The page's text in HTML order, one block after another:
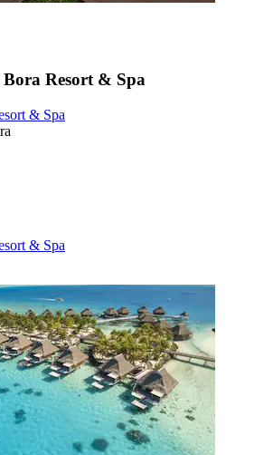
Resort & Spa
& Spa
& Spa